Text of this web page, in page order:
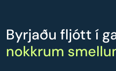
Byrjaðu fljótt í
nokkrum